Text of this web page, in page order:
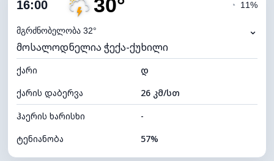
ნამის წერტილი
ხილვადობა
9 კმ
განათების ინდექსი 4 (მკრთალი)
ღრუბლის სიმაღლე 5760 მ
16:00 30°
მგრძნობელობა 32°
◔ 11%
⌄
მოსალოდნელია ჭექა-ქუხილი
ქარი
დ
ქარის დაბერვა
26 კმ/სთ
ჰაერის ხარისხი
-
ტენიანობა
57%